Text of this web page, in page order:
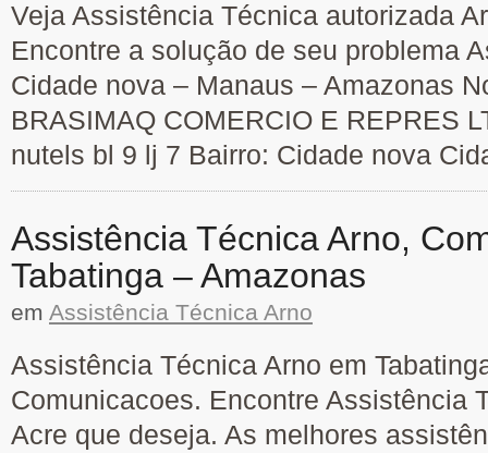
Veja Assistência Técnica autorizada
Encontre a solução de seu problema
Cidade nova – Manaus – Amazonas
BRASIMAQ COMERCIO E REPRES
nutels bl 9 lj 7 Bairro: Cidade nova
Assistência Técnica Arno,
Tabatinga – Amazonas
em Assistência Técnica Arno
Assistência Técnica Arno em
Comunicacoes. Encontre Assistência
Acre que deseja. As melhores